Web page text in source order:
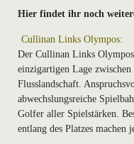
Hier findet ihr noch
Cullinan Links Olympos:
Der Cullinan Links
einzigartigen Lage
Flusslandschaft.
abwechslungsreiche
Golfer aller Spielstärken.
entlang des Platzes machen